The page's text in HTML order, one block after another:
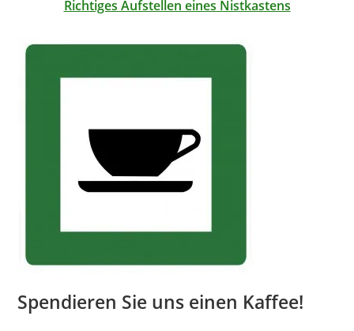
Richtiges Aufstellen eines Nistkastens
Spendieren Sie uns einen Kaffee!